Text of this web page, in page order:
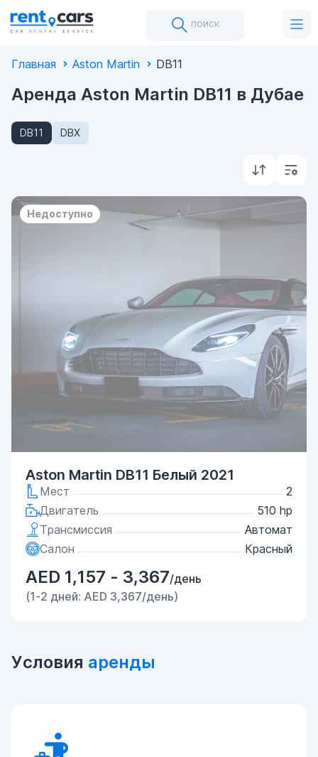
поиск
Главная Aston Martin DB11
Аренда Aston Martin DB11 в Дубае
DB11 DBX
Недоступно
Aston Martin DB11 Белый 2021
Мест
2
Двигатель
510 hp
Трансмиссия
Автомат
Салон
Красный
AED 1,157 - 3,367/день
(1-2 дней: AED 3,367/день)
Условия аренды